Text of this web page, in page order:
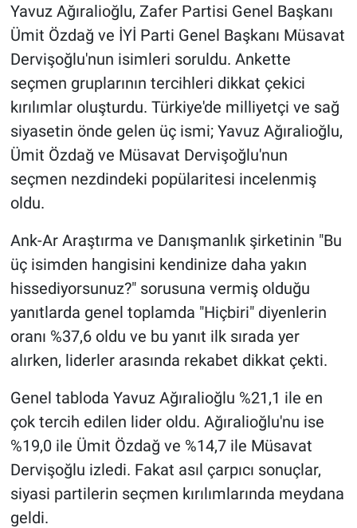
Yavuz Ağıralioğlu, Zafer Partisi Genel Başkanı
Ümit Özdağ ve İYİ Parti Genel Başkanı Müsavat
Dervişoğlu'nun isimleri soruldu. Ankette
seçmen gruplarının tercihleri dikkat çekici
kırılımlar oluşturdu. Türkiye'de milliyetçi ve sağ
siyasetin önde gelen üç ismi; Yavuz Ağıralioğlu,
Ümit Özdağ ve Müsavat Dervişoğlu'nun
seçmen nezdindeki popülaritesi incelenmiş
oldu.
Ank-Ar Araştırma ve Danışmanlık şirketinin "Bu
üç isimden hangisini kendinize daha yakın
hissediyorsunuz?" sorusuna vermiş olduğu
yanıtlarda genel toplamda "Hiçbiri" diyenlerin
oranı %37,6 oldu ve bu yanıt ilk sırada yer
alırken, liderler arasında rekabet dikkat çekti.
Genel tabloda Yavuz Ağıralioğlu %21,1 ile en
çok tercih edilen lider oldu. Ağıralioğlu'nu ise
%19,0 ile Ümit Özdağ ve %14,7 ile Müsavat
Dervişoğlu izledi. Fakat asıl çarpıcı sonuçlar,
siyasi partilerin seçmen kırılımlarında meydana
geldi.